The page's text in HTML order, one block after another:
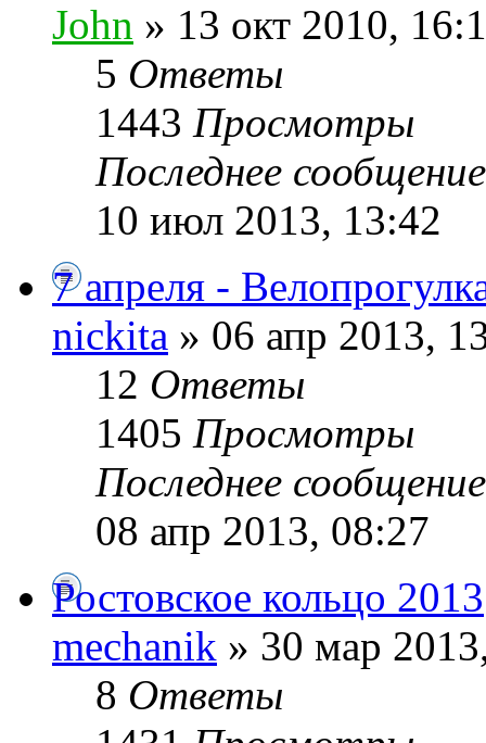
John » 13 окт 2010,
5 Ответы
1443 Просмотры
Последнее
10 июл 2013, 13:42
7 апреля -
nickita » 06 апр 2013,
12 Ответы
1405 Просмотры
Последнее
08 апр 2013, 08:27
Ростовское кольцо 2013
mechanik » 30 мар
8 Ответы